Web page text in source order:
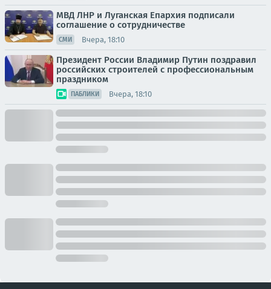
МВД ЛНР и Луганская Епархия подписали
соглашение о сотрудничестве
СМИ Вчера, 18:10
Президент России Владимир Путин поздравил
российских строителей с профессиональным
праздником
ПАБЛИКИ Вчера, 18:10